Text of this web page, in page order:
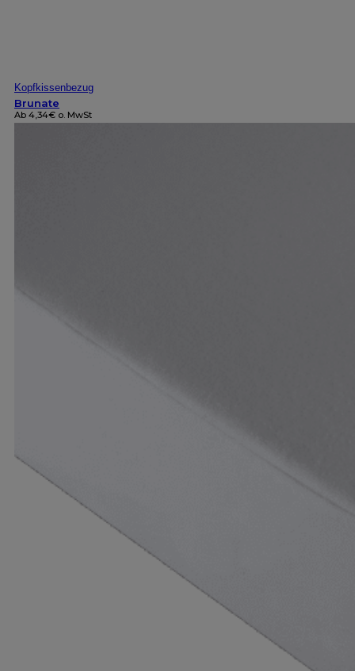
Kopfkissenbezug
Brunate
Ab 4,34€ o. MwSt